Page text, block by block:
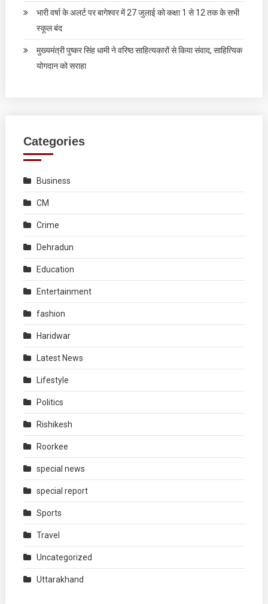
भारी वर्षा के अलर्ट पर बागेश्वर में 27 जुलाई को कक्षा 1 से 12 तक के सभी
स्कूल बंद
मुख्यमंत्री पुष्कर सिंह धामी ने वरिष्ठ साहित्यकारों से किया संवाद, साहित्यिक
योगदान को सराहा
Categories
Business
CM
Crime
Dehradun
Education
Entertainment
fashion
Haridwar
Latest News
Lifestyle
Politics
Rishikesh
Roorkee
special news
special report
Sports
Travel
Uncategorized
Uttarakhand